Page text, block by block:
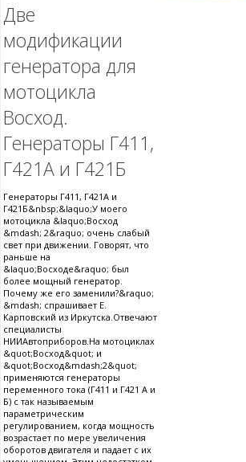
Две
модификации
генератора для
мотоцикла
Восход.
Генераторы Г411,
Г421А и Г421Б
Генераторы Г411, Г421А и
Г421Б&nbsp;&laquo;У моего
мотоцикла &laquo;Восход
&mdash; 2&raquo; очень слабый
свет при движении. Говорят, что
раньше на
&laquo;Восходе&raquo; был
более мощный генератор.
Почему же его заменили?&raquo;
&mdash; спрашивает Е.
Карповский из Иркутска.Отвечают
специалисты
НИИАвтоприборов.На мотоциклах
&quot;Восход&quot; и
&quot;Восход&mdash;2&quot;
применяются генераторы
переменного тока (Г411 и Г421 А и
Б) с так называемым
параметрическим
регулированием, когда мощность
возрастает по мере увеличения
оборотов двигателя и падает с их